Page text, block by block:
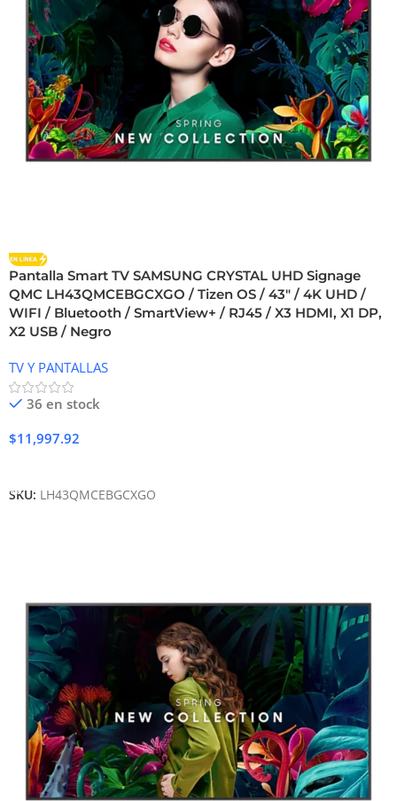
Pantalla Smart TV SAMSUNG CRYSTAL UHD Signage
QMC LH43QMCEBGCXGO / Tizen OS / 43″ / 4K UHD /
WIFI / Bluetooth / SmartView+ / RJ45 / X3 HDMI, X1 DP,
X2 USB / Negro
TV Y PANTALLAS
36 en stock
$11,997.92
SKU: LH43QMCEBGCXGO